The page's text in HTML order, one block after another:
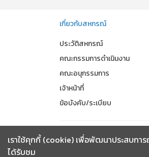
เกี่ยวกับสหกรณ์
ประวัติสหกรณ์
คณะกรรมการดำเนินงาน
คณะอนุกรรมการ
เจ้าหน้าที่
ข้อบังคับ/ระเบียบ
เราใช้คุกกี้ (cookie) เพื่อพัฒนาประสบการ
ได้รับชม